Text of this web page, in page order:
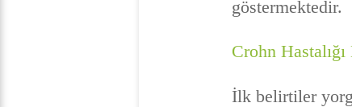
göstermektedir.
Crohn
İlk belirtiler